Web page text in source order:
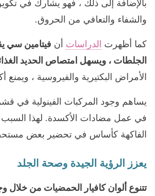
بالإضافة إلى ذلك ، فهو يشارك في
والشفاء والتعافي من الحروق.
كما أظهرت الدراسات أن فيتامين سي
الجلطات ، ويسهل امتصاص الحديد
الأمراض البكتيرية والفيروسية ، ويمنع
يساهم وجود المركبات الفينولية في
في عمل مضادات الأكسدة. لهذا
الفاكهة كأساس في تحضير بعض
يعزز الرؤية الجيدة وصحة الجلد
تتنوع ألوان كافيار الحمضيات من خلال